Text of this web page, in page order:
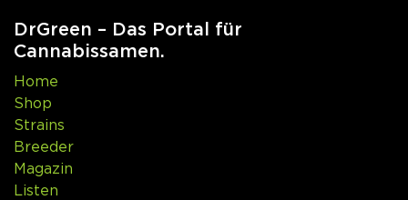
DrGreen – Das Portal für
Cannabissamen.
Home
Shop
Strains
Breeder
Magazin
Listen